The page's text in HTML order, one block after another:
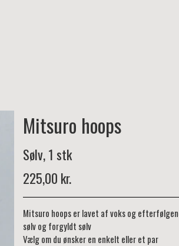
Mitsuro hoops
Sølv, 1 stk
225,00 kr.
Mitsuro hoops er lavet af voks og
sølv og forgyldt sølv
Vælg om du ønsker en enkelt eller et par